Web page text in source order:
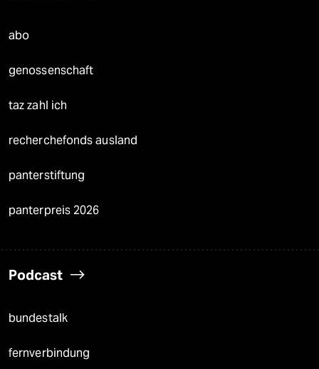
abo
genossenschaft
taz zahl ich
recherchefonds ausland
panterstiftung
panterpreis 2026
Podcast
bundestalk
fernverbindung